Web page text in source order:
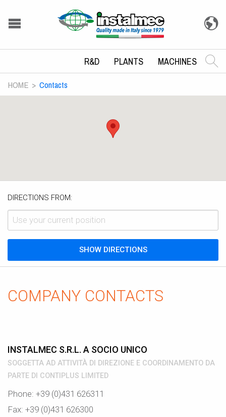
R&D PLANTS MACHINES
HOME Contacts
DIRECTIONS FROM:
SHOW DIRECTIONS
COMPANY CONTACTS
INSTALMEC S.R.L. A SOCIO UNICO
SOGGETTA AD ATTIVITÀ DI DIREZIONE E COORDINAMENTO DA
PARTE DI CONTIPLUS LIMITED
Phone: +39 (0)431 626311
Fax: +39 (0)431 626300